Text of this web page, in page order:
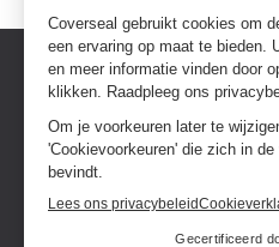
Privacybeleid